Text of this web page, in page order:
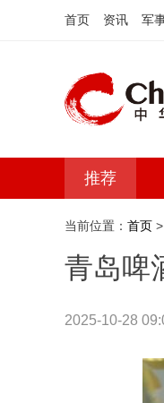
首页 资讯 军
推荐
当前位置： 首页 >
青岛啤
2025-10-28